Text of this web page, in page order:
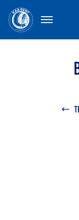
MENU